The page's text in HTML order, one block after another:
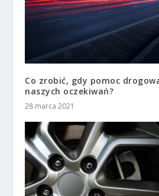
Co zrobić, gdy pomoc
naszych oczekiwań?
28 marca 2021